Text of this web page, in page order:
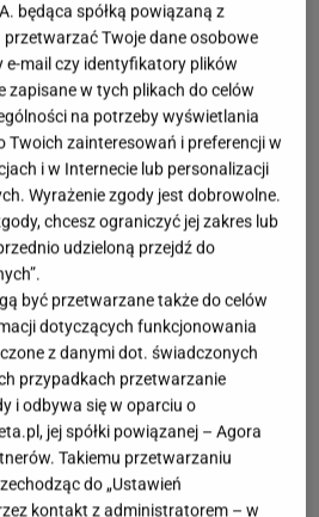
będąca spółką powiązaną z
przetwarzać Twoje dane osobowe
e-mail czy identyfikatory plików
zapisane w tych plikach do celów
na potrzeby wyświetlania
Twoich zainteresowań i preferencji w
i w Internecie lub personalizacji
Wyrażenie zgody jest dobrowolne.
chcesz ograniczyć jej zakres lub
udzieloną przejdź do
być przetwarzane także do celów
dotyczących funkcjonowania
z danymi dot. świadczonych
przypadkach przetwarzanie
i odbywa się w oparciu o
jej spółki powiązanej – Agora
Takiemu przetwarzaniu
do „Ustawień
kontakt z administratorem – w